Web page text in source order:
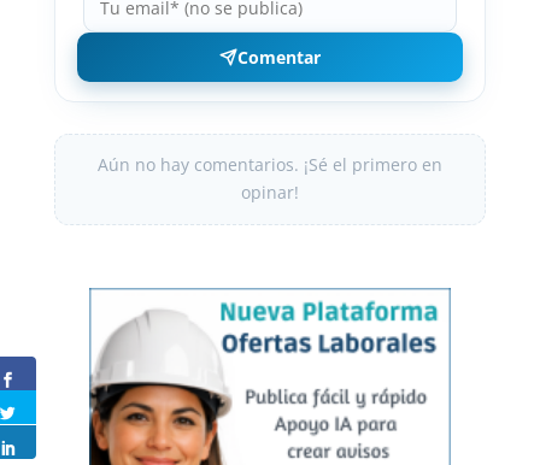
Comentar
Aún no hay comentarios. ¡Sé el primero en
opinar!